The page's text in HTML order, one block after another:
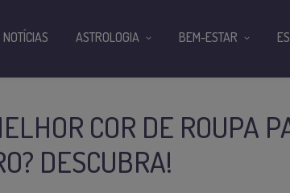
COR DE ROUPA
DESCUBRA!
NOTÍCIAS ASTROLOGIA BEM-ESTAR